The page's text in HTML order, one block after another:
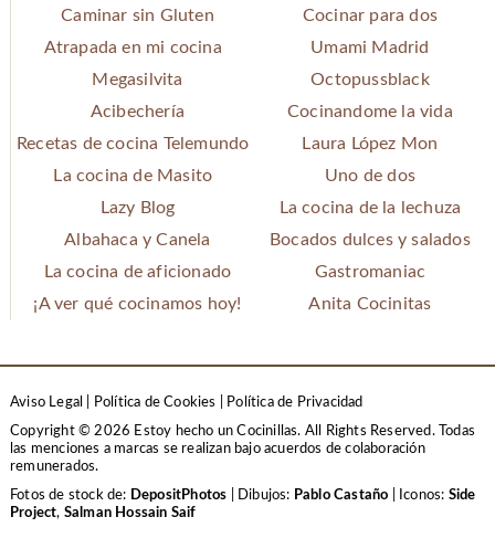
Caminar sin Gluten
Cocinar para dos
Atrapada en mi cocina
Umami Madrid
Megasilvita
Octopussblack
Acibechería
Cocinandome la vida
Recetas de cocina Telemundo
Laura López Mon
La cocina de Masito
Uno de dos
Lazy Blog
La cocina de la lechuza
Albahaca y Canela
Bocados dulces y salados
La cocina de aficionado
Gastromaniac
¡A ver qué cocinamos hoy!
Anita Cocinitas
Aviso Legal Política de Cookies
Política de Privacidad
Copyright © 2026 Estoy hecho un Cocinillas. All Rights Reserved.Todas
las menciones a marcas se realizan bajo acuerdos de colaboración
remunerados.
Fotos de stock de: DepositPhotos | Dibujos: Pablo Castaño | Iconos: Side
Project, Salman Hossain Saif